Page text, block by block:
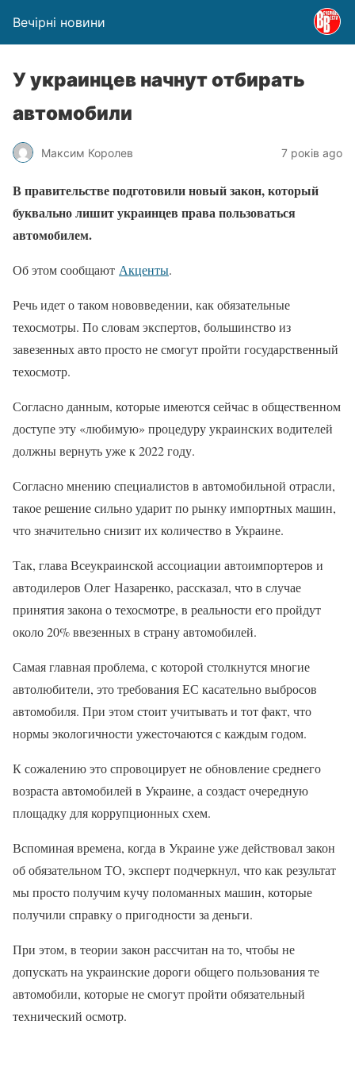
Вечірні новини
У украинцев начнут отбирать
автомобили
Максим Королев 7 років ago
В правительстве подготовили новый закон, который
буквально лишит украинцев права пользоваться
автомобилем.
Об этом сообщают Акценты.
Речь идет о таком нововведении, как обязательные
техосмотры. По словам экспертов, большинство из
завезенных авто просто не смогут пройти государственный
техосмотр.
Согласно данным, которые имеются сейчас в общественном
доступе эту «любимую» процедуру украинских водителей
должны вернуть уже к 2022 году.
Согласно мнению специалистов в автомобильной отрасли,
такое решение сильно ударит по рынку импортных машин,
что значительно снизит их количество в Украине.
Так, глава Всеукраинской ассоциации автоимпортеров и
автодилеров Олег Назаренко, рассказал, что в случае
принятия закона о техосмотре, в реальности его пройдут
около 20% ввезенных в страну автомобилей.
Самая главная проблема, с которой столкнутся многие
автолюбители, это требования ЕС касательно выбросов
автомобиля. При этом стоит учитывать и тот факт, что
нормы экологичности ужесточаются с каждым годом.
К сожалению это спровоцирует не обновление среднего
возраста автомобилей в Украине, а создаст очередную
площадку для коррупционных схем.
Вспоминая времена, когда в Украине уже действовал закон
об обязательном ТО, эксперт подчеркнул, что как результат
мы просто получим кучу поломанных машин, которые
получили справку о пригодности за деньги.
При этом, в теории закон рассчитан на то, чтобы не
допускать на украинские дороги общего пользования те
автомобили, которые не смогут пройти обязательный
технический осмотр.